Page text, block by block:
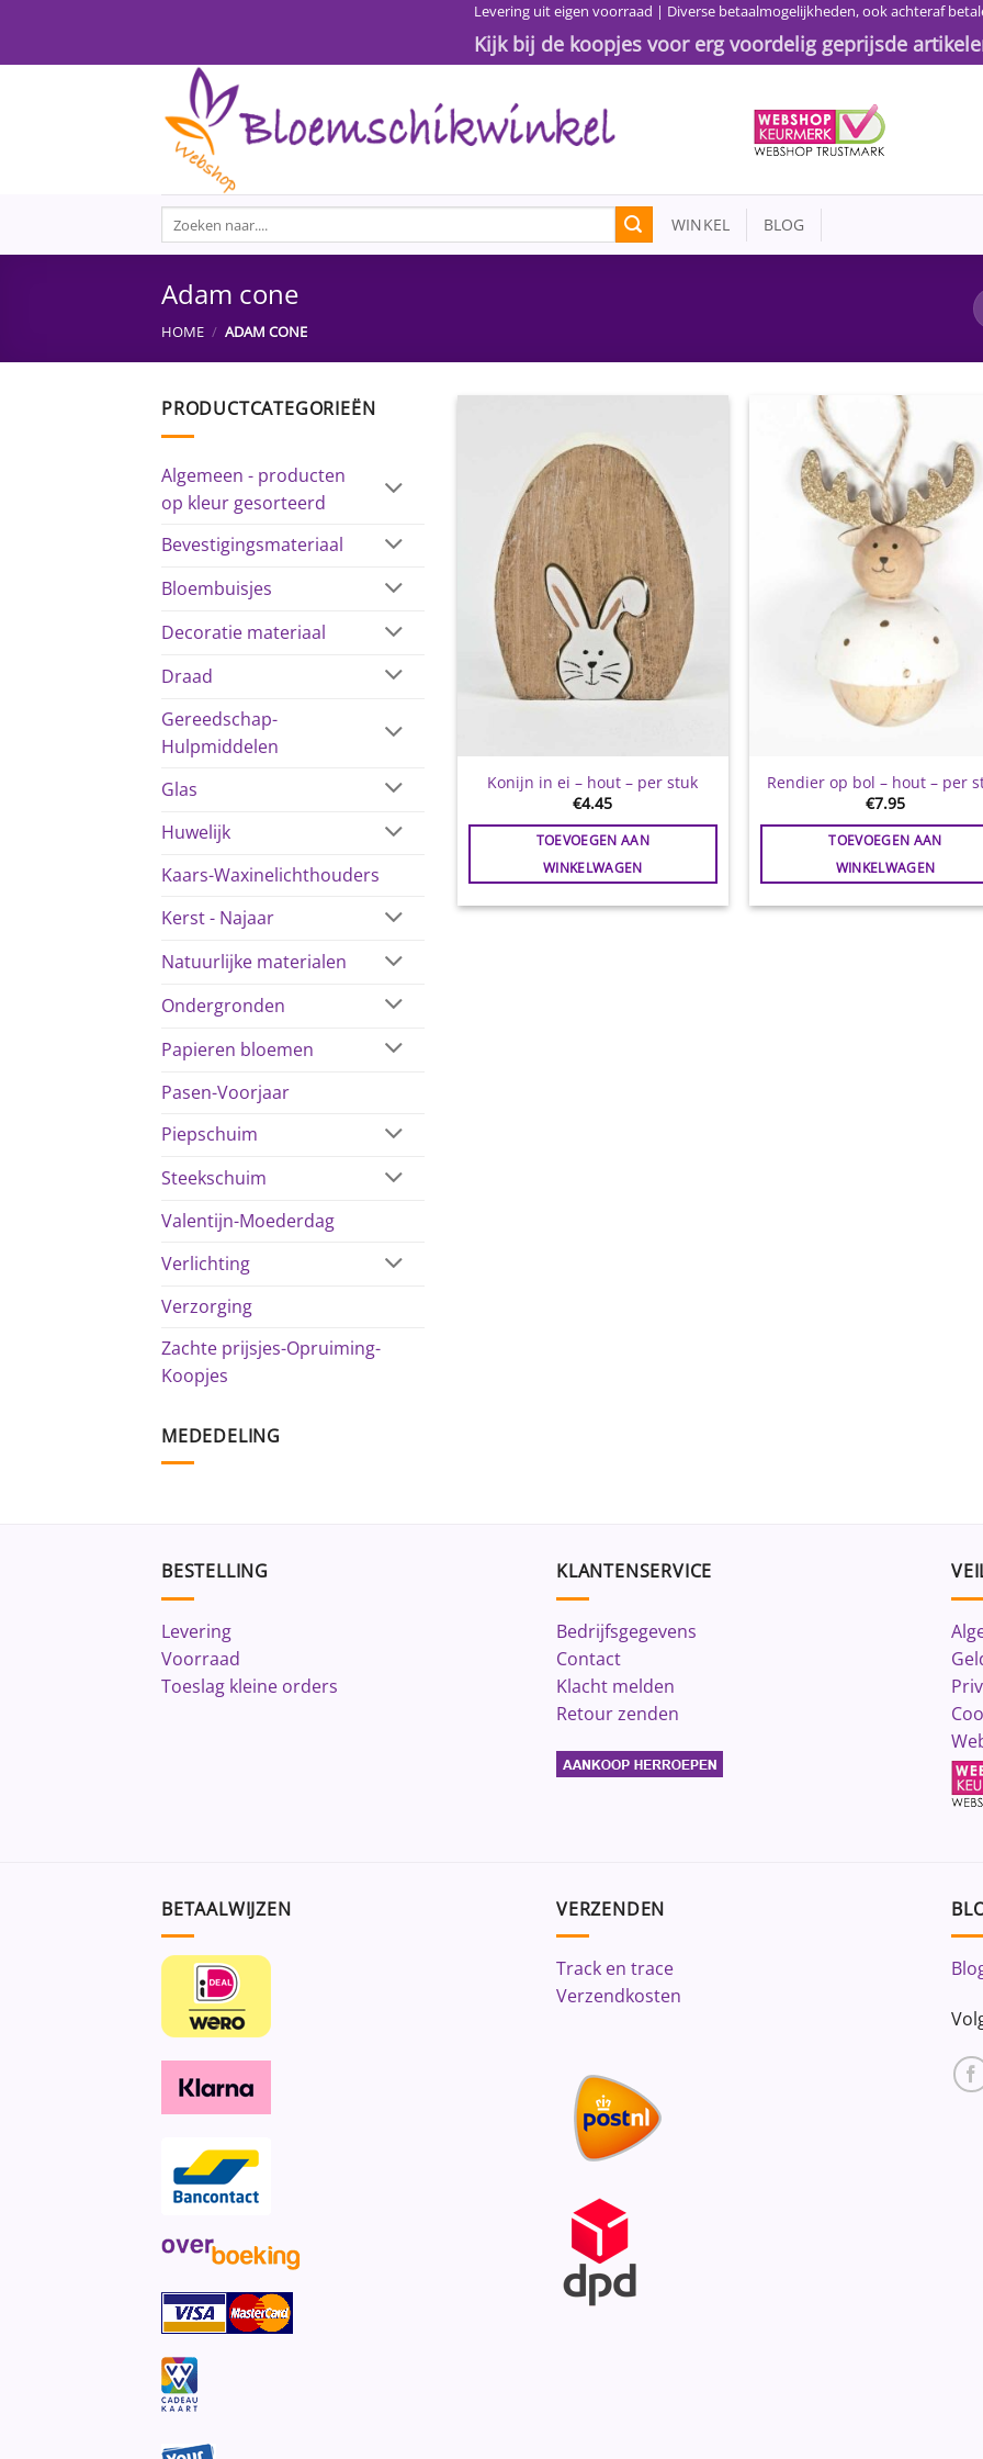
inhoud
Levering uit eigen voorraad | Diverse betaalmogelijkheden, ook achteraf
Kijk bij de koopjes voor erg voordelig geprijsde
Zoeken
naar:
WINKEL BLOG
Adam cone
HOME / ADAM CONE
PRODUCTCATEGORIEËN
Algemeen - producten
op kleur gesorteerd
Bevestigingsmateriaal
Bloembuisjes
Decoratie materiaal
Draad
Gereedschap-
Hulpmiddelen
Glas
Huwelijk
Kaars-Waxinelichthouders
Kerst - Najaar
Natuurlijke materialen
Ondergronden
Papieren bloemen
Pasen-Voorjaar
Piepschuim
Steekschuim
Valentijn-Moederdag
Verlichting
Verzorging
Zachte prijsjes-Opruiming-
Koopjes
MEDEDELING
Toevoegen
wenslijst
Konijn in ei – hout – per stuk
€4.45
TOEVOEGEN AAN
WINKELWAGEN
aan
Rendier op bol – hout – per
€7.95
TOEVOEGEN AAN
WINKELWAGEN
BESTELLING
Levering
Voorraad
Toeslag kleine orders
KLANTENSERVICE
Bedrijfsgegevens
Contact
Klacht melden
Retour zenden
BETAALWIJZEN VERZENDEN
Track en trace
Verzendkosten